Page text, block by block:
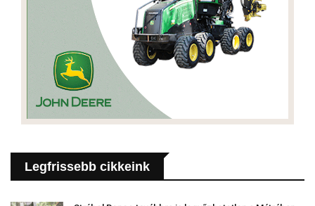
Legfrissebb cikkeink